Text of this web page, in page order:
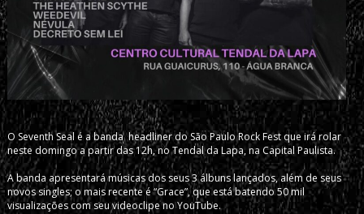
O Seventh Seal é a banda headliner do São Paulo Rock Fest que irá rolar
neste domingo a partir das 12h, no Tendal da Lapa, na Capital Paulista.
A banda apresentará músicas dos seus 3 álbuns lançados, além de seus
novos singles; o mais recente é “Grace”, que está batendo 50 mil
visualizações com seu videoclipe no YouTube.